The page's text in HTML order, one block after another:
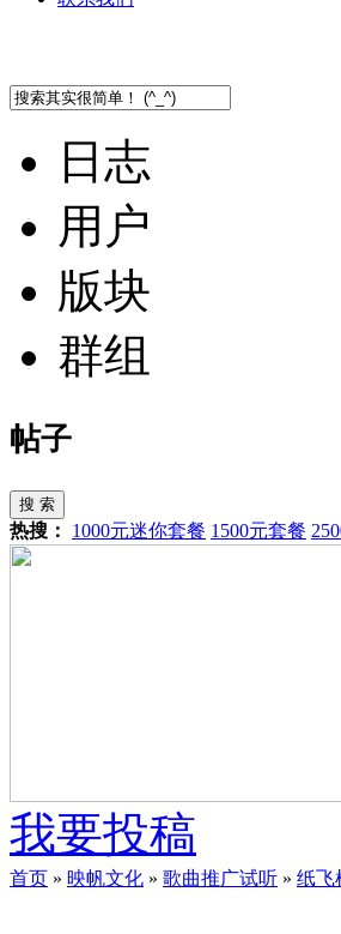
日志
用户
版块
群组
帖子
搜 索
热搜： 1000元迷你套餐 1500元套餐
我要投稿
首页 » 映帆文化 » 歌曲推广试听 » 纸飞